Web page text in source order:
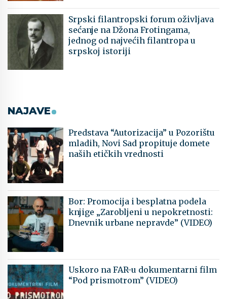
Srpski filantropski forum oživljava
sećanje na Džona Frotingama,
jednog od najvećih filantropa u
srpskoj istoriji
NAJAVE
Predstava “Autorizacija” u Pozorištu
mladih, Novi Sad propituje domete
naših etičkih vrednosti
Bor: Promocija i besplatna podela
knjige „Zarobljeni u nepokretnosti:
Dnevnik urbane nepravde” (VIDEO)
Uskoro na FAR-u dokumentarni film
“Pod prismotrom” (VIDEO)